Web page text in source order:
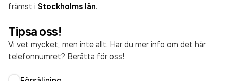
främst i Stockholms län.
Tipsa oss!
Vi vet mycket, men inte allt. Har du mer info om det här
telefonnumret? Berätta för oss!